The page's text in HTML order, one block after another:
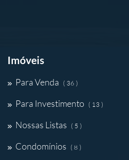
Imóveis
Para Venda ( 36 )
Para Investimento ( 13 )
Nossas Listas ( 5 )
Condomínios ( 8 )